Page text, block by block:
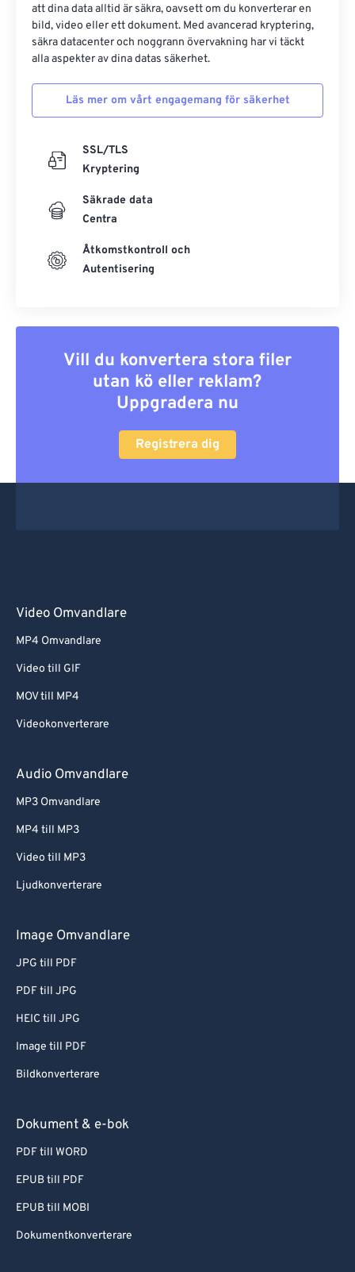
att dina data alltid är säkra, oavsett om du konverterar en
bild, video eller ett dokument. Med avancerad kryptering,
säkra datacenter och noggrann övervakning har vi täckt
alla aspekter av dina datas säkerhet.
Läs mer om vårt engagemang för säkerhet
SSL/TLS
Kryptering
Säkrade data
Centra
Åtkomstkontroll och
Autentisering
Vill du konvertera stora filer
utan kö eller reklam?
Uppgradera nu
Registrera dig
Video Omvandlare
MP4 Omvandlare
Video till GIF
MOV till MP4
Videokonverterare
Audio Omvandlare
MP3 Omvandlare
MP4 till MP3
Video till MP3
Ljudkonverterare
Image Omvandlare
JPG till PDF
PDF till JPG
HEIC till JPG
Image till PDF
Bildkonverterare
Dokument & e-bok
PDF till WORD
EPUB till PDF
EPUB till MOBI
Dokumentkonverterare